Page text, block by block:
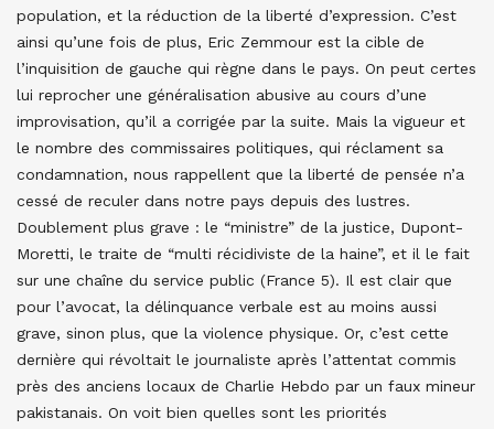
population, et la réduction de la liberté d’expression. C’est
ainsi qu’une fois de plus, Eric Zemmour est la cible de
l’inquisition de gauche qui règne dans le pays. On peut certes
lui reprocher une généralisation abusive au cours d’une
improvisation, qu’il a corrigée par la suite. Mais la vigueur et
le nombre des commissaires politiques, qui réclament sa
condamnation, nous rappellent que la liberté de pensée n’a
cessé de reculer dans notre pays depuis des lustres.
Doublement plus grave : le “ministre” de la justice, Dupont-
Moretti, le traite de “multi récidiviste de la haine”, et il le fait
sur une chaîne du service public (France 5). Il est clair que
pour l’avocat, la délinquance verbale est au moins aussi
grave, sinon plus, que la violence physique. Or, c’est cette
dernière qui révoltait le journaliste après l’attentat commis
près des anciens locaux de Charlie Hebdo par un faux mineur
pakistanais. On voit bien quelles sont les priorités